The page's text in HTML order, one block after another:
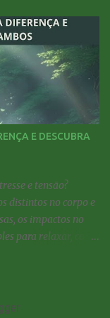
Estilo de vida,
tudo isso
vai entender quais
mental — tanto os
la. 1. Excesso de
o tempo
excesso de
bombardeio de
pode causar
E DESCUBRA
e tensão?
distintos no corpo e
os impactos no
para relaxar, como
Estresse ou